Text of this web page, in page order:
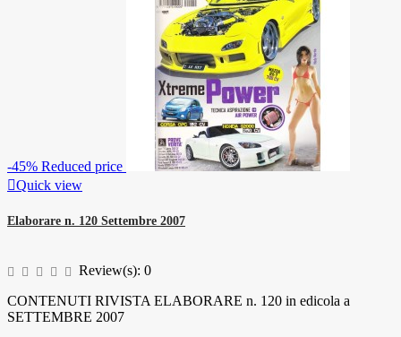
-45% Reduced price
Quick view
Elaborare n. 120 Settembre 2007
Review(s): 0
CONTENUTI RIVISTA ELABORARE n. 120 in edicola a
SETTEMBRE 2007